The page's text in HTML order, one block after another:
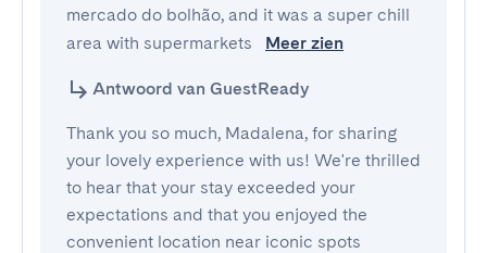
mercado do bolhão, and it was a super chill
area with supermarkets
Meer zien
Antwoord van GuestReady
Thank you so much, Madalena, for sharing
your lovely experience with us! We're thrilled
to hear that your stay exceeded your
expectations and that you enjoyed the
convenient location near iconic spots